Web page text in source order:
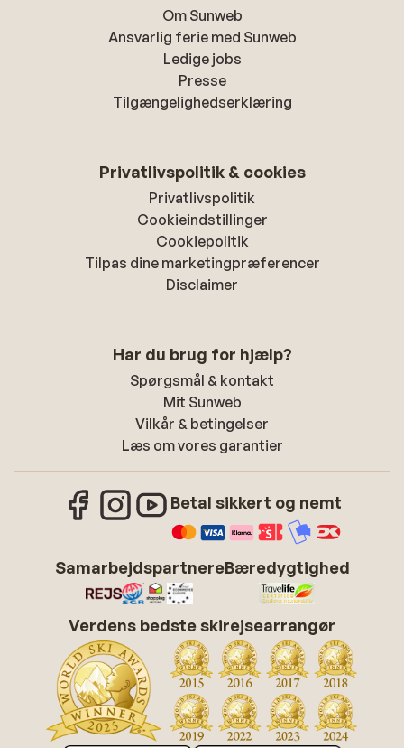
Om Sunweb
Ansvarlig ferie med Sunweb
Ledige jobs
Presse
Tilgængelighedserklæring
Privatlivspolitik & cookies
Privatlivspolitik
Cookieindstillinger
Cookiepolitik
Tilpas dine marketingpræferencer
Disclaimer
Har du brug for hjælp?
Spørgsmål & kontakt
Mit Sunweb
Vilkår & betingelser
Læs om vores garantier
Betal sikkert og nemt
SamarbejdspartnereBæredygtighed
Verdens bedste skirejsearrangør